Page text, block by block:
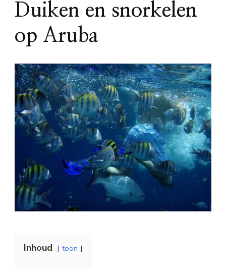
Duiken en snorkelen
op Aruba
Inhoud toon